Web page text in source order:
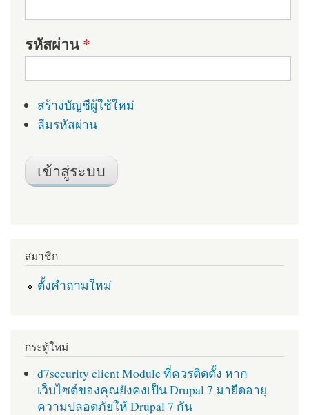
รหัสผ่าน*
สร้างบัญชีผู้ใช้ใหม่
ลืมรหัสผ่าน
สมาชิก
ตั้งคำถามใหม่
กระทู้ใหม่
d7security client Module ที่ควรติดตั้ง หาก
เว็บไซต์ของคุณยังคงเป็น Drupal 7 มายืดอายุ
ความปลอดภัยให้ Drupal 7 กัน